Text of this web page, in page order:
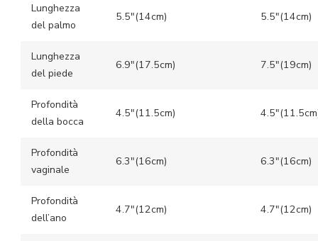
Lunghezza
del palmo
5.5″(14cm) 5.5″(14cm)
Lunghezza
del piede
6.9″(17.5cm) 7.5″(19cm)
Profondità
della bocca
4.5″(11.5cm)
Profondità
vaginale
6.3″(16cm) 6.3″(16cm)
Profondità
dell’ano
4.7″(12cm) 4.7″(12cm)